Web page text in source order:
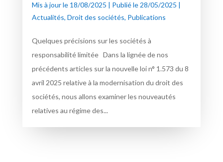
Mis à jour le 18/08/2025 | Publié le 28/05/2025 |
Actualités, Droit des sociétés, Publications
Quelques précisions sur les sociétés à
responsabilité limitée Dans la lignée de nos
précédents articles sur la nouvelle loi n° 1.573 du 8
avril 2025 relative à la modernisation du droit des
sociétés, nous allons examiner les nouveautés
relatives au régime des...